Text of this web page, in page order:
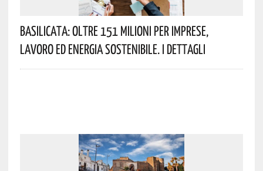
Basilicata: Oltre 151 Milioni Per Imprese,
Lavoro Ed Energia Sostenibile. I Dettagli